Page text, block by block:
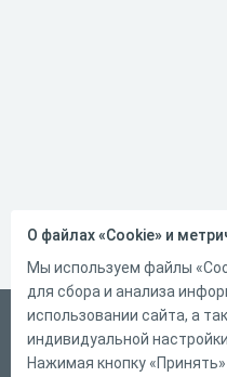
Русский
Справка
О файлах «Cookie» и
Мы используем файлы
для сбора и анализа
использовании сайта, а
индивидуальной
Нажимая кнопку